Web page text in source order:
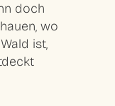
doch
wo
ist,